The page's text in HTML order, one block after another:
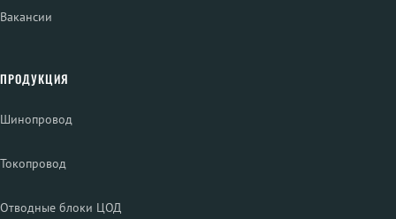
Вакансии
ПРОДУКЦИЯ
Шинопровод
Токопровод
Отводные блоки ЦОД